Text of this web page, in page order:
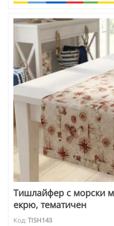
Тишлайфер с морски
екрю, тематичен
Код:TISH143